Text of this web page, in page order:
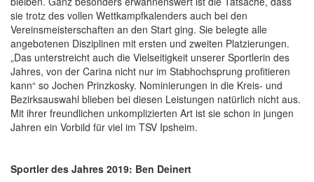
sie trotz des vollen Wettkampfkalenders auch bei den
Vereinsmeisterschaften an den Start ging. Sie belegte alle
angebotenen Disziplinen mit ersten und zweiten Platzierungen.
„Das unterstreicht auch die Vielseitigkeit unserer Sportlerin des
Jahres, von der Carina nicht nur im Stabhochsprung profitieren
kann“ so Jochen Prinzkosky. Nominierungen in die Kreis- und
Bezirksauswahl blieben bei diesen Leistungen natürlich nicht aus.
Mit ihrer freundlichen unkomplizierten Art ist sie schon in jungen
Jahren ein Vorbild für viel im TSV Ipsheim.
Sportler des Jahres 2019: Ben Deinert